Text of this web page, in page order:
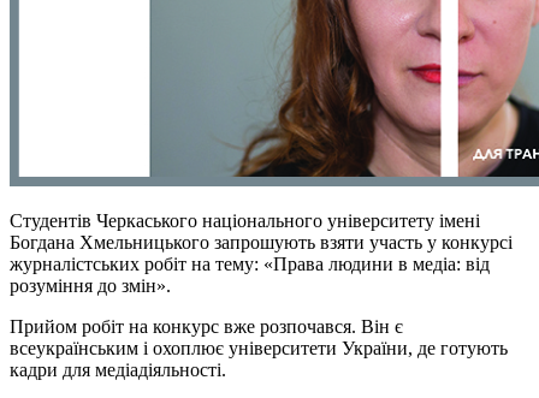
Студентів Черкаського національного університету імені
Богдана Хмельницького запрошують взяти участь у конкурсі
журналістських робіт на тему: «Права людини в медіа: від
розуміння до змін».
Прийом робіт на конкурс вже розпочався. Він є
всеукраїнським і охоплює університети України, де готують
кадри для медіадіяльності.